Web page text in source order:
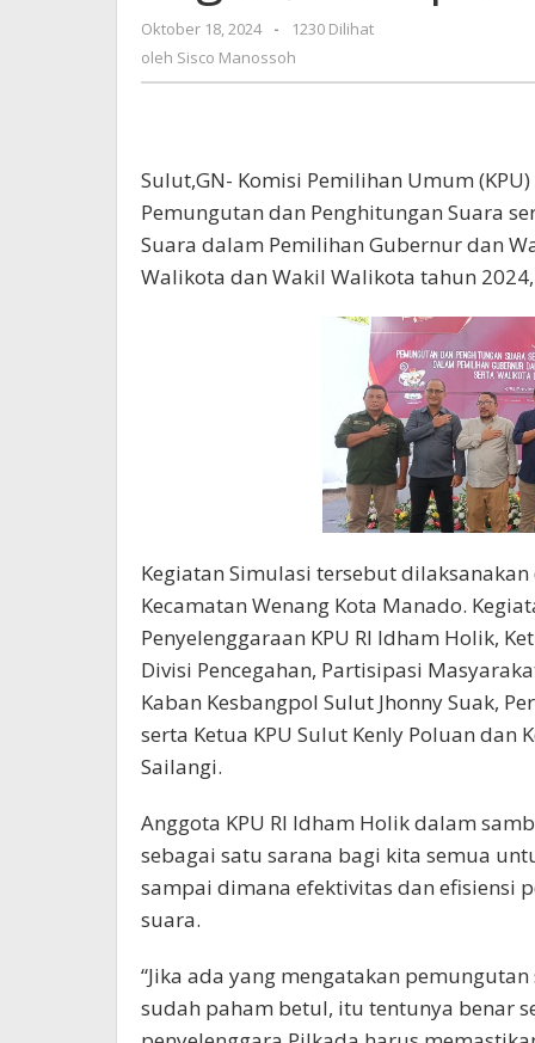
Oktober 18, 2024
oleh
Sisco
-
1230 Dilihat
oleh Sisco Manossoh
Sulut,GN- Komisi Pemilihan Umum
Pemungutan dan Penghitungan Suara
Suara dalam Pemilihan Gubernur dan
Walikota dan Wakil Walikota tahun
Kegiatan Simulasi tersebut
Kecamatan Wenang Kota Manado.
Penyelenggaraan KPU RI Idham Holik,
Divisi Pencegahan, Partisipasi
Kaban Kesbangpol Sulut Jhonny Suak,
serta Ketua KPU Sulut Kenly Poluan dan
Sailangi.
Anggota KPU RI Idham Holik dalam
sebagai satu sarana bagi kita semua
sampai dimana efektivitas dan efisiensi
suara.
“Jika ada yang mengatakan
sudah paham betul, itu tentunya benar